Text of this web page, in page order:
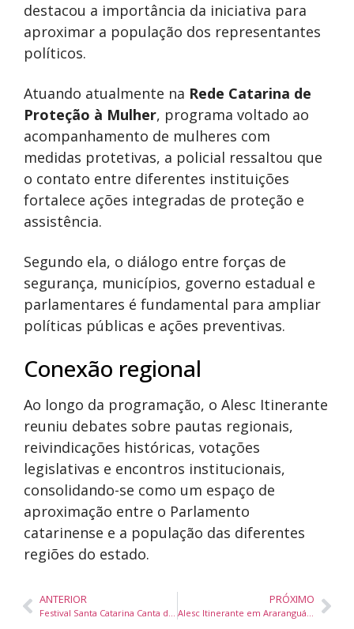
destacou a importância da iniciativa para
aproximar a população dos representantes
políticos.
Atuando atualmente na Rede Catarina de
Proteção à Mulher, programa voltado ao
acompanhamento de mulheres com
medidas protetivas, a policial ressaltou que
o contato entre diferentes instituições
fortalece ações integradas de proteção e
assistência.
Segundo ela, o diálogo entre forças de
segurança, municípios, governo estadual e
parlamentares é fundamental para ampliar
políticas públicas e ações preventivas.
Conexão regional
Ao longo da programação, o Alesc Itinerante
reuniu debates sobre pautas regionais,
reivindicações históricas, votações
legislativas e encontros institucionais,
consolidando-se como um espaço de
aproximação entre o Parlamento
catarinense e a população das diferentes
regiões do estado.
ANTERIOR
Festival Santa Catarina Canta divulga selecionados para etapas regionais em todo o estado
PRÓXIMO
Alesc Itinerante em Araranguá reúne 1,5 mil pessoas e aprova 30 projetos de lei